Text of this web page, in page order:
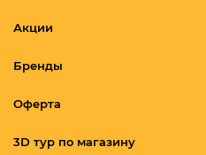
Акции
Бренды
Оферта
3D тур по магазину